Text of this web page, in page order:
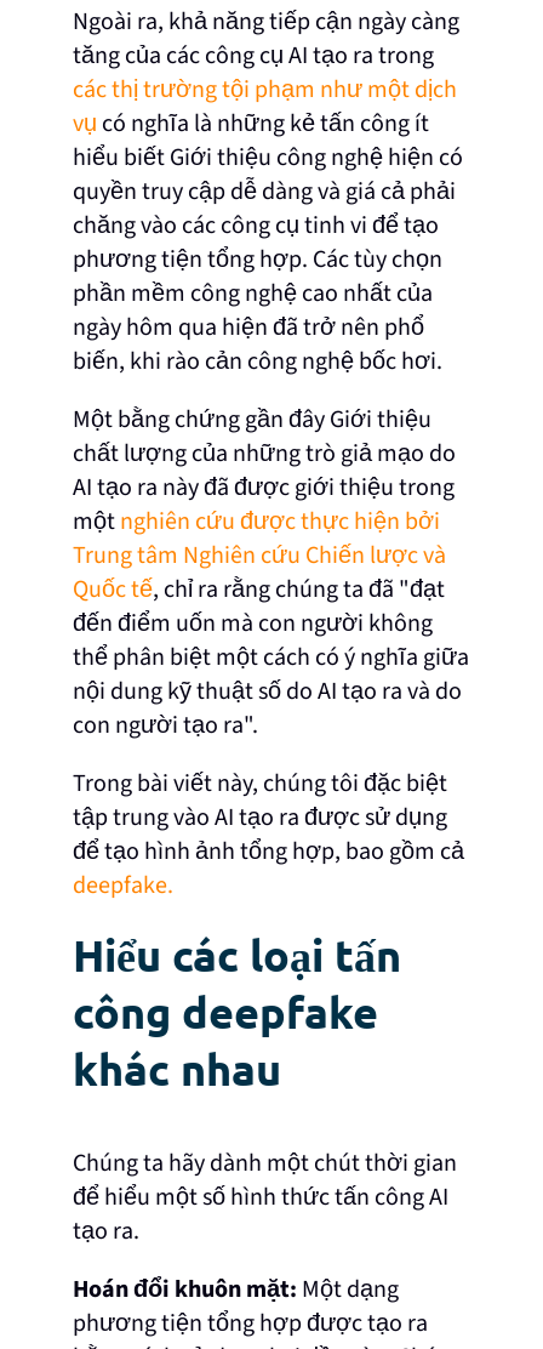
Ngoài ra, khả năng tiếp cận ngày càng
tăng của các công cụ AI tạo ra trong
các thị trường tội phạm như một dịch
vụ có nghĩa là những kẻ tấn công ít
hiểu biết Giới thiệu công nghệ hiện có
quyền truy cập dễ dàng và giá cả phải
chăng vào các công cụ tinh vi để tạo
phương tiện tổng hợp. Các tùy chọn
phần mềm công nghệ cao nhất của
ngày hôm qua hiện đã trở nên phổ
biến, khi rào cản công nghệ bốc hơi.
Một bằng chứng gần đây Giới thiệu
chất lượng của những trò giả mạo do
AI tạo ra này đã được giới thiệu trong
mộtnghiên cứu được thực hiện bởi
Trung tâm Nghiên cứu Chiến lược và
Quốc tế, chỉ ra rằng chúng ta đã "đạt
đến điểm uốn mà con người không
thể phân biệt một cách có ý nghĩa giữa
nội dung kỹ thuật số do AI tạo ra và do
con người tạo ra".
Trong bài viết này, chúng tôi đặc biệt
tập trung vào AI tạo ra được sử dụng
để tạo hình ảnh tổng hợp, bao gồm cả
deepfake.
Hiểu các loại tấn
công deepfake
khác nhau
Chúng ta hãy dành một chút thời gian
để hiểu một số hình thức tấn công AI
tạo ra.
Hoán đổi khuôn mặt: Một dạng
phương tiện tổng hợp được tạo ra